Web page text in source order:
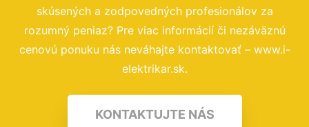
skúsených a zodpovedných profesionálov za
rozumný peniaz? Pre viac informácií či nezáväznú
cenovú ponuku nás neváhajte kontaktovať – www.i-
elektrikar.sk.
KONTAKTUJTE NÁS